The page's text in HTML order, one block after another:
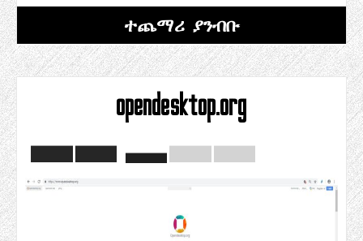
ተጨማሪ ያንብቡ
opendesktop.org